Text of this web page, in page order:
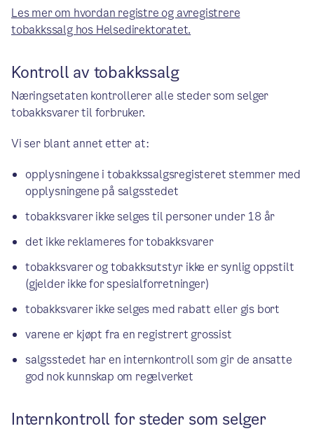
Les mer om hvordan registre og avregistrere
tobakkssalg hos Helsedirektoratet.
Kontroll av tobakkssalg
Næringsetaten kontrollerer alle steder som selger
tobakksvarer til forbruker.
Vi ser blant annet etter at:
opplysningene i tobakkssalgsregisteret stemmer med
opplysningene på salgsstedet
tobakksvarer ikke selges til personer under 18 år
det ikke reklameres for tobakksvarer
tobakksvarer og tobakksutstyr ikke er synlig oppstilt
(gjelder ikke for spesialforretninger)
tobakksvarer ikke selges med rabatt eller gis bort
varene er kjøpt fra en registrert grossist
salgsstedet har en internkontroll som gir de ansatte
god nok kunnskap om regelverket
Internkontroll for steder som selger